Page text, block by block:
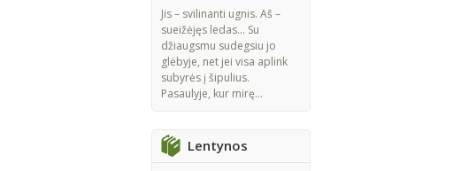
Jis – svilinanti ugnis. Aš –
sueižėjęs ledas... Su
džiaugsmu sudegsiu jo
glėbyje, net jei visa aplink
subyrės į šipulius.
Pasaulyje, kur mirę...
Lentynos